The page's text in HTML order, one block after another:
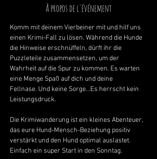
À propos de l'événement
Komm mit deinem Vierbeiner mit und hilf uns
einen Krimi-Fall zu lösen. Während die Hunde
die Hinweise erschnüffeln, dürft ihr die
Puzzleteile zusammensetzen, um der
Wahrheit auf die Spur zu kommen. Es warten
eine Menge Spaß auf dich und deine
Fellnase. Und keine Sorge...Es herrscht kein
Leistungsdruck.
Die Krimiwanderung ist ein kleines Abenteuer,
das eure Hund-Mensch-Beziehung positiv
verstärkt und den Hund optimal auslastet.
Einfach ein super Start in den Sonntag.